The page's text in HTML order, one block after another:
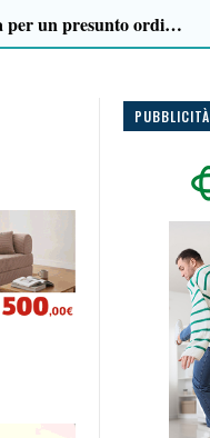
14:35
PUBBLICITÀ